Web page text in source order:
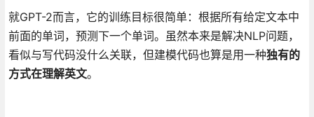
就GPT-2而言，它的训练目标很简单：根据所有给定文本中
前面的单词，预测下一个单词。虽然本来是解决NLP问题，
看似与写代码没什么关联，但建模代码也算是用一种独有的
方式在理解英文。